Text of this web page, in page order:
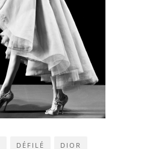
DÉFILÉ DIOR